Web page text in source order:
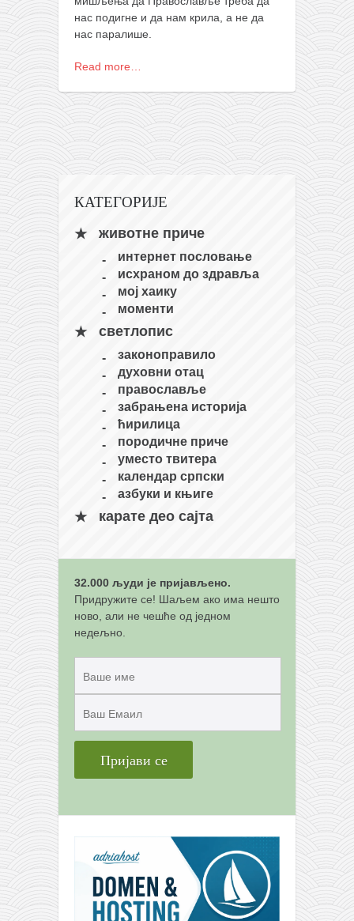
нас подигне и да нам крила, а не да
нас паралише.
Read more…
КАТЕГОРИЈЕ
животне приче
интернет пословање
исхраном до здравља
мој хаику
моменти
светлопис
законоправило
духовни отац
православље
забрањена историја
ћирилица
породичне приче
уместо твитера
календар српски
азбуки и књиге
карате део сајта
32.000 људи је пријављено.
Придружите се! Шаљем ако има нешто
ново, али не чешће од једном
недељно.